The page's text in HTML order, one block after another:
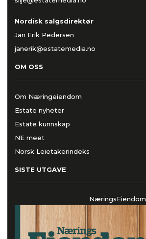
Nordisk salgsdirektør
Jan Erik Pedersen
janerik@estatemedia.no
OM OSS
Om Næringeiendom
Estate nyheter
Estate kunnskap
NE meet
Norsk Leietakerindeks
SISTE UTGAVE
NæringsEiendom